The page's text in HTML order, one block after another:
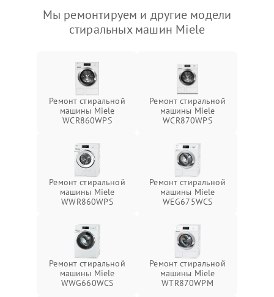
Мы ремонтируем и другие модели
стиральных машин Miele
Ремонт стиральной
машины Miele
WCR860WPS
Ремонт стиральной
машины Miele
WCR870WPS
Ремонт стиральной
машины Miele
WWR860WPS
Ремонт стиральной
машины Miele
WEG675WCS
Ремонт стиральной
машины Miele
WWG660WCS
Ремонт стиральной
машины Miele
WTR870WPM